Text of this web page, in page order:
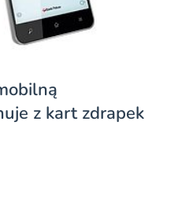
z kart zdrapek